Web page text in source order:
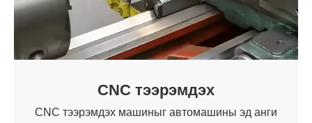
CNC тээрэмдэх
CNC тээрэмдэх машиныг автомашины эд анги